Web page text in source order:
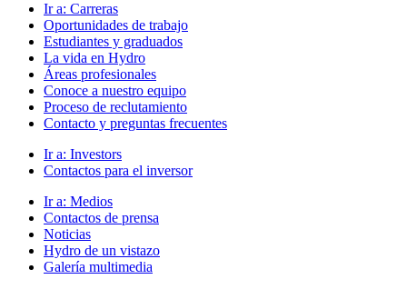
Ir a: Carreras
Oportunidades de trabajo
Estudiantes y graduados
La vida en Hydro
Áreas profesionales
Conoce a nuestro equipo
Proceso de reclutamiento
Contacto y preguntas frecuentes
Ir a: Investors
Contactos para el inversor
Ir a: Medios
Contactos de prensa
Noticias
Hydro de un vistazo
Galería multimedia